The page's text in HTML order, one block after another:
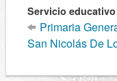
Servicio
Primaria
San Nicolás De